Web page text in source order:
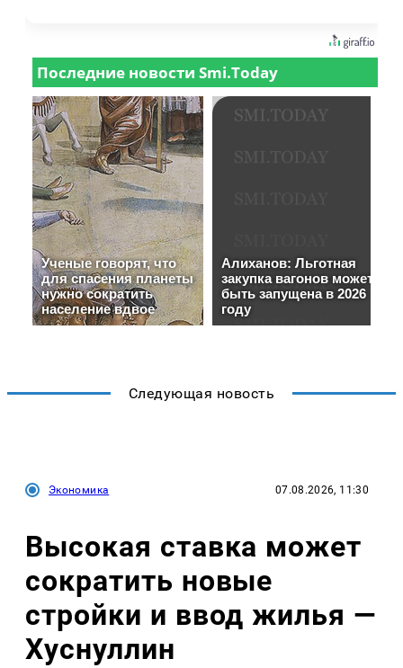
Следующая новость
Экономика 07.08.2026, 11:30
Высокая ставка может
сократить новые
стройки и ввод жилья —
Хуснуллин